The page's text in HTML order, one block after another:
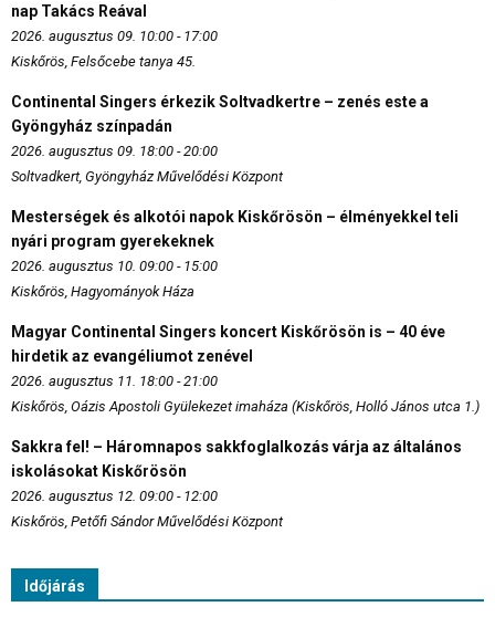
nap Takács Reával
2026. augusztus 09. 10:00 - 17:00
Kiskőrös, Felsőcebe tanya 45.
Continental Singers érkezik Soltvadkertre – zenés este a
Gyöngyház színpadán
2026. augusztus 09. 18:00 - 20:00
Soltvadkert, Gyöngyház Művelődési Központ
Mesterségek és alkotói napok Kiskőrösön – élményekkel teli
nyári program gyerekeknek
2026. augusztus 10. 09:00 - 15:00
Kiskőrös, Hagyományok Háza
Magyar Continental Singers koncert Kiskőrösön is – 40 éve
hirdetik az evangéliumot zenével
2026. augusztus 11. 18:00 - 21:00
Kiskőrös, Oázis Apostoli Gyülekezet imaháza (Kiskőrös, Holló János utca 1.)
Sakkra fel! – Háromnapos sakkfoglalkozás várja az általános
iskolásokat Kiskőrösön
2026. augusztus 12. 09:00 - 12:00
Kiskőrös, Petőfi Sándor Művelődési Központ
Időjárás